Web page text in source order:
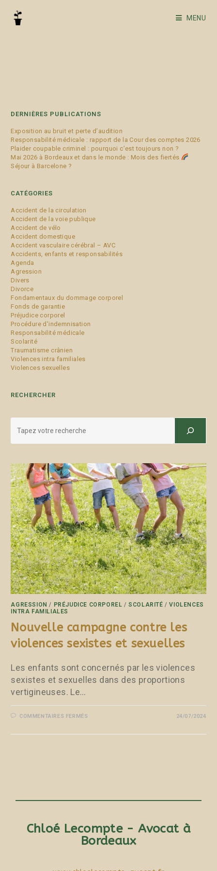
MENU
DERNIÈRES PUBLICATIONS
Exposition au bruit et perte d’audition
Responsabilité médicale : rapport de la Cour des comptes 2026
Plaider coupable criminel : pourquoi c’est toujours non ?
Mai 2026 à Bordeaux et dans le monde : Mois des fiertés
Séjour à Barcelone ?
CATÉGORIES
Accident de la circulation
Accident de la voie publique
Accident de vélo
Accident domestique
Accident vasculaire cérébral – AVC
Accidents, enfants et responsabilités
Agenda
Agression
Divers
Divorce
Fondamentaux du dommage corporel
Fonds de garantie
Préjudice corporel
Procédure d'indemnisation
Responsabilité médicale
Scolarité
Traumatisme crânien
Violences intra familiales
Violences sexuelles
RECHERCHER
AGRESSION / PRÉJUDICE CORPOREL /SCOLARITÉ /VIOLENCES
INTRA FAMILIALES
Nouvelle campagne contre les
violences sexistes et sexuelles
Les enfants sont concernés par les violences
sexistes et sexuelles dans des proportions
vertigineuses. Le…
COMMENTAIRES FERMÉS 24/07/2024
Chloé Lecompte - Avocat à
Bordeaux